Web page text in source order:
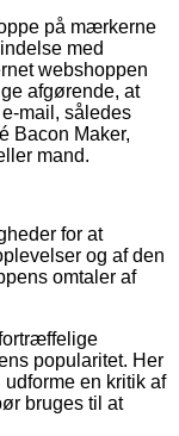
på mærkerne
med
webshoppen
afgørende, at
mail, således
Bacon Maker,
mand.
for at
og af den
omtaler af
popularitet. Her
en kritik af
bruges til at